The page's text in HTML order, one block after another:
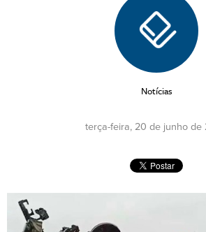
Notícias
terça-feira, 20 de junho de